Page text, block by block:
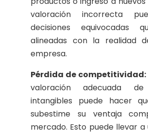
valoración incorrecta
decisiones equivocadas
alineadas con la realidad
empresa.
Pérdida de competitividad:
valoración adecuada
intangibles puede hacer
subestime su ventaja
mercado. Esto puede llevar